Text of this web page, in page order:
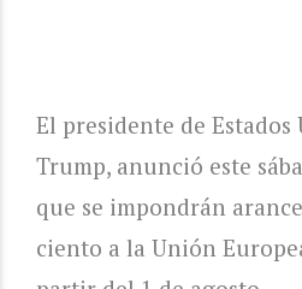
El presidente de Estados
Trump, anunció este
que se impondrán
ciento a la Unión